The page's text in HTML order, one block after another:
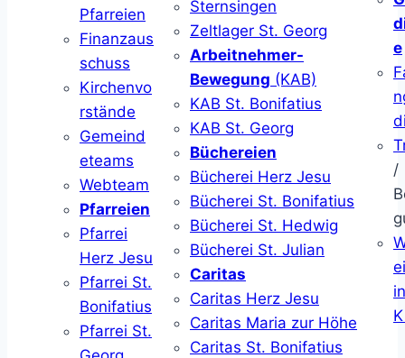
Pfarreien
Finanzaus
schuss
Kirchenvo
rstände
Gemeind
eteams
Webteam
Pfarreien
Pfarrei
Herz Jesu
Pfarrei St.
Bonifatius
Pfarrei St.
Sternsingen
Zeltlager St. Georg
Arbeitnehmer-
Bewegung (KAB)
KAB St. Bonifatius
KAB St. Georg
Büchereien
Bücherei Herz Jesu
Bücherei St. Bonifatius
Bücherei St. Hedwig
Bücherei St. Julian
Caritas
Caritas Herz Jesu
Caritas Maria zur Höhe
Caritas St. Bonifatius
e
/